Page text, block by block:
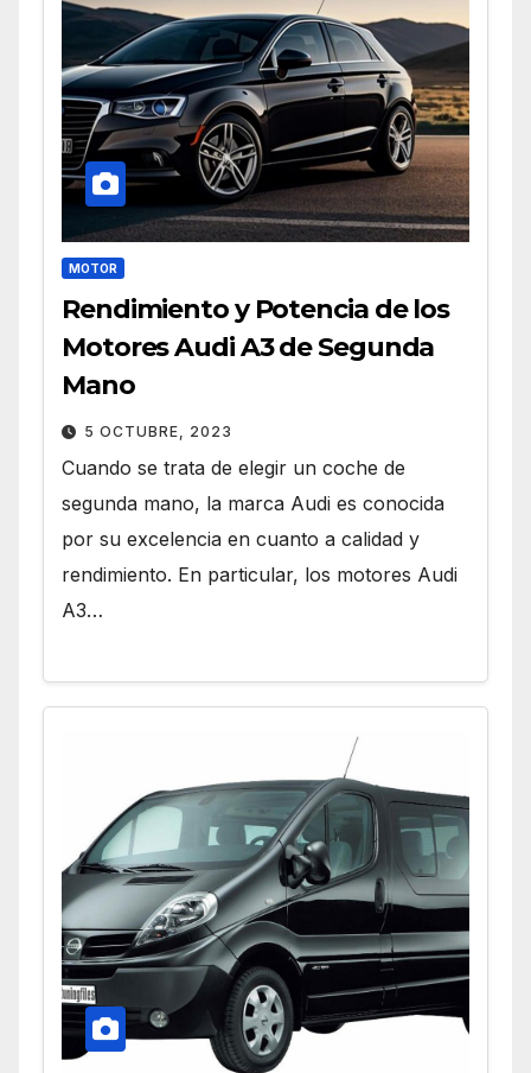
MOTOR
Rendimiento y Potencia de los
Motores Audi A3 de Segunda
Mano
5 OCTUBRE, 2023
Cuando se trata de elegir un coche de
segunda mano, la marca Audi es conocida
por su excelencia en cuanto a calidad y
rendimiento. En particular, los motores Audi
A3…